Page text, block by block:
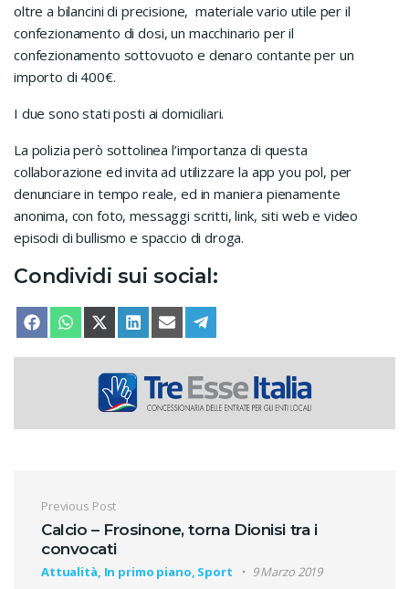
oltre a bilancini di precisione, materiale vario utile per il
confezionamento di dosi, un macchinario per il
confezionamento sottovuoto e denaro contante per un
importo di 400€.
I due sono stati posti ai domiciliari.
La polizia però sottolinea l’importanza di questa
collaborazione ed invita ad utilizzare la app you pol, per
denunciare in tempo reale, ed in maniera pienamente
anonima, con foto, messaggi scritti, link, siti web e video
episodi di bullismo e spaccio di droga.
Condividi sui social:
SHARE ON
FACEBOOKSHARE ON
WHATSAPPSHARE ON
X (TWITTER)
SHARE ON
LINKEDINSHARE ON
EMAIL
Navigazione articoli
Previous Post
Calcio – Frosinone, torna Dionisi tra i
convocati
Attualità, In primo piano, Sport 9 Marzo 2019